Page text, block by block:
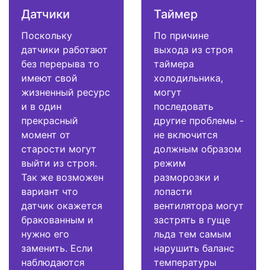
Датчики
Поскольку
датчики работают
без перерыва то
имеют свой
жизненный ресурс
и в один
прекрасный
момент от
старости могут
выйти из строя.
Так же возможен
вариант что
датчик окажется
бракованным и
нужно его
заменить. Если
наблюдаются
Таймер
По причине
выхода из строя
таймера
холодильника,
могут
последовать
другие проблемы -
не включится
должным образом
режим
разморозки и
лопасти
вентилятора могут
застрять в гуще
льда тем самым
нарушить баланс
температуры